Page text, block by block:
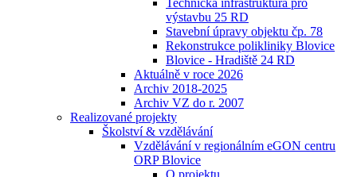
Technická infrastruktura pro
výstavbu 25 RD
Stavební úpravy objektu čp. 78
Rekonstrukce polikliniky Blovice
Blovice - Hradiště 24 RD
Aktuálně v roce 2026
Archiv 2018-2025
Archiv VZ do r. 2007
Realizované projekty
Školství & vzdělávání
Vzdělávání v regionálním eGON centru
ORP Blovice
O projektu